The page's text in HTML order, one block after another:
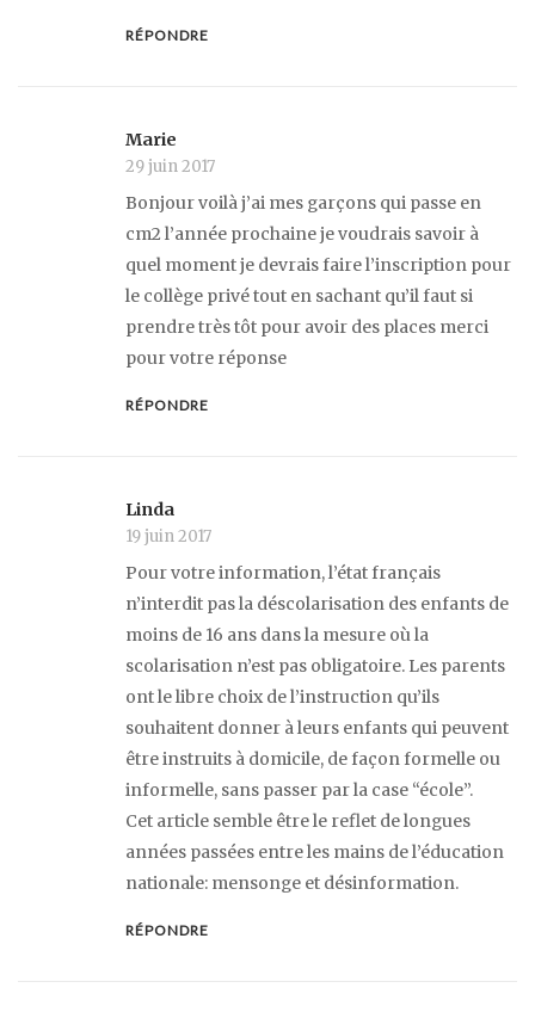
RÉPONDRE
Marie
29 juin 2017
Bonjour voilà j’ai mes garçons qui passe en
cm2 l’année prochaine je voudrais savoir à
quel moment je devrais faire l’inscription pour
le collège privé tout en sachant qu’il faut si
prendre très tôt pour avoir des places merci
pour votre réponse
RÉPONDRE
Linda
19 juin 2017
Pour votre information, l’état français
n’interdit pas la déscolarisation des enfants de
moins de 16 ans dans la mesure où la
scolarisation n’est pas obligatoire. Les parents
ont le libre choix de l’instruction qu’ils
souhaitent donner à leurs enfants qui peuvent
être instruits à domicile, de façon formelle ou
informelle, sans passer par la case “école”.
Cet article semble être le reflet de longues
années passées entre les mains de l’éducation
nationale: mensonge et désinformation.
RÉPONDRE